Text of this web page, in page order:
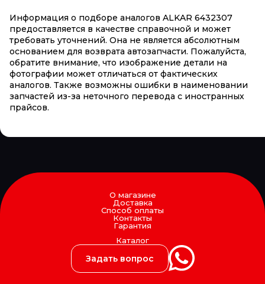
Информация о подборе аналогов ALKAR 6432307
предоставляется в качестве справочной и может
требовать уточнений. Она не является абсолютным
основанием для возврата автозапчасти. Пожалуйста,
обратите внимание, что изображение детали на
фотографии может отличаться от фактических
аналогов. Также возможны ошибки в наименовании
запчастей из-за неточного перевода с иностранных
прайсов.
О магазине
Доставка
Способ оплаты
Контакты
Гарантия
Каталог
Задать вопрос